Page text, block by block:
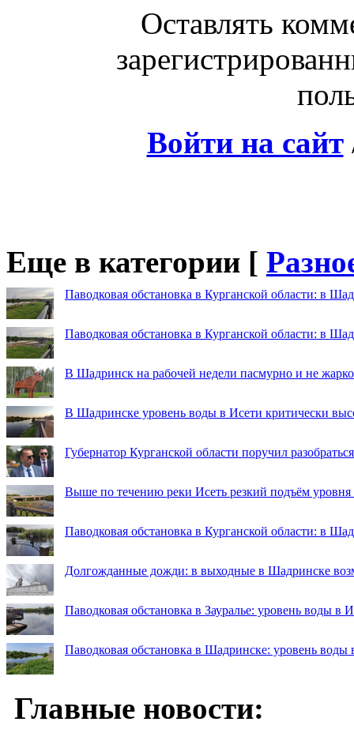
Оставлять
Войти на сайт
Еще в категории [
Паводковая обстановка в Курганской области: в
Паводковая обстановка в Курганской области: в
В Шадринск на рабочей недели пасмурно и не жарко
В Шадринске уровень воды в Исети критически
Губернатор Курганской области поручил
Выше по течению реки Исеть резкий подъём
Паводковая обстановка в Курганской области: в
Долгожданные дожди: в выходные в Шадринске
Паводковая обстановка в Зауралье: уровень воды в
Паводковая обстановка в Шадринске: уровень воды
Главные новости: